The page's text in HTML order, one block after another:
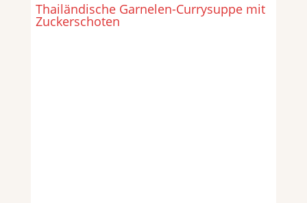
Thailändische Garnelen-Currysuppe mit
Zuckerschoten